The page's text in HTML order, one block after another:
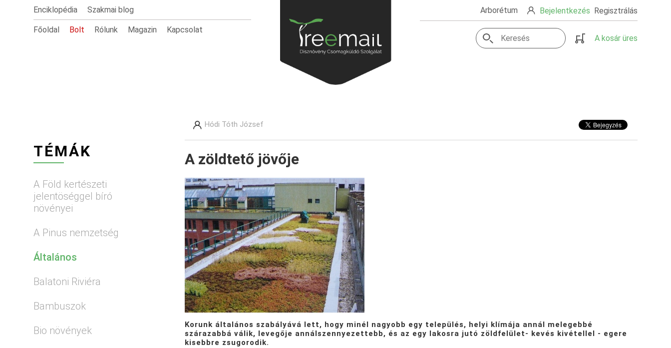
Enciklopédia Szakmai blog
Főoldal Bolt Rólunk Magazin Kapcsolat
Arborétum Bejelentkezés Regisztrálás
A kosár üres
TÉMÁK
A Föld kertészeti
jelentöséggel bíró
növényei
A Pinus nemzetség
Általános
Balatoni Riviéra
Bambuszok
Bio növények
Hódi Tóth József
A zöldtető jövője
Korunk általános szabályává lett, hogy minél nagyobb egy település, helyi klímája annál melegebbé
szárazabbá válik, levegője annálszennyezettebb, és az egy lakosra jutó zöldfelület- kevés kivétellel - egere
kisebbre zsugorodik.